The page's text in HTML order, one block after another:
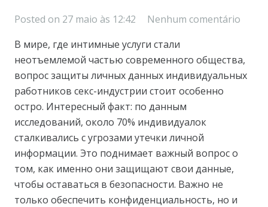
Posted on 27 maio às 12:42
Nenhum comentário
В мире, где интимные услуги стали
неотъемлемой частью современного общества,
вопрос защиты личных данных индивидуальных
работников секс-индустрии стоит особенно
остро. Интересный факт: по данным
исследований, около 70% индивидуалок
сталкивались с угрозами утечки личной
информации. Это поднимает важный вопрос о
том, как именно они защищают свои данные,
чтобы оставаться в безопасности. Важно не
только обеспечить конфиденциальность, но и